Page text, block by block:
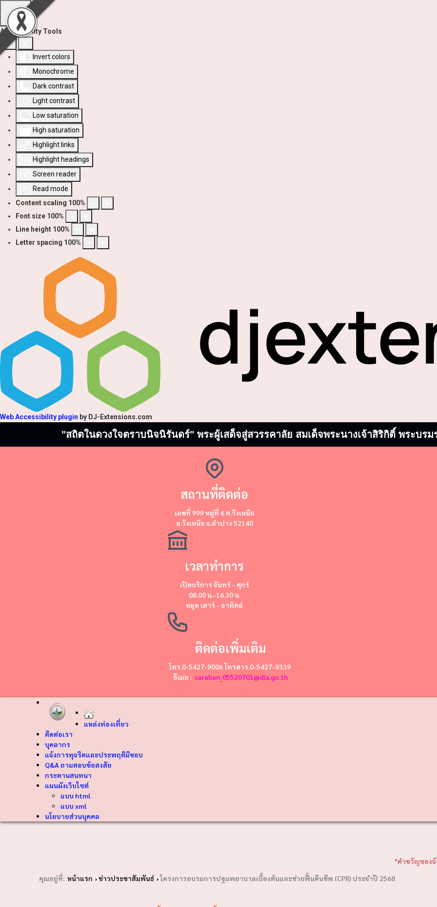
Accessibility Tools
Invert colors
Monochrome
Dark contrast
Light contrast
Low saturation
High saturation
Highlight links
Highlight headings
Screen reader
Read mode
Content scaling 100%
Font size 100%
Line height 100%
Letter spacing 100%
Web Accessibility plugin by DJ-Extensions.com
"สถิตในดวงใจตราบนิจนิรันดร์" พระผู้เสด็จสู่สวรรคาลัย สมเด็จพระนางเจ้าสิริกิติ์ พระบ
สถานที่ติดต่อ
​​เลขที่ 999 หมู่ที่ 6 ต.วังเหนือ
อ.วังเหนือ จ.ลำปาง 52140
เวลาทำการ
เปิดบริการ จันทร์ - ศุกร์
08.00 น.-16.30 น.
หยุด เสาร์ - อาทิตย์
ติดต่อเพิ่มเติม
โทร.0-5427-9006 โทรสาร.0-5427-9339
อีเมล :saraban_05520701@dla.go.th
แหล่งท่องเที่ยว
ติดต่อเรา
บุคลากร
แจ้งการทุจริตและประพฤติมิชอบ
Q&A ถามตอบข้อสงสัย
กระดานสนทนา
แผนผังเว็บไซต์
แบบ html
แบบ xml
นโยบายส่วนบุคคล
"คำขวัญของจังหวัดลำปาง "ถ่
คุณอยู่ที่: หน้าแรก ข่าวประชาสัมพันธ์ โครงการอบรมการปฐมพยาบาลเบื้องต้นและช่วยฟื้นคืนชีพ (CPR) ประจำปี 2568